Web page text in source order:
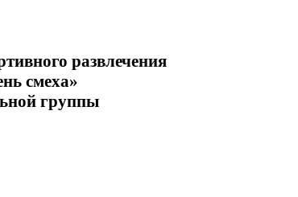
развлечения
смеха»
группы